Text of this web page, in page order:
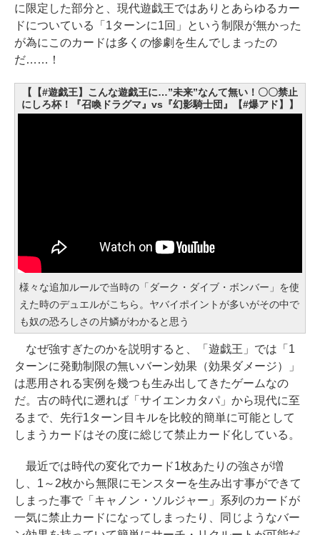
に限定した部分と、現代遊戯王ではありとあらゆるカー
ドについている「1ターンに1回」という制限が無かった
が為にこのカードは多くの惨劇を生んでしまったの
だ……！
【【#遊戯王】こんな遊戯王に…”未来”なんて無い！〇〇禁止
にしろ杯！『召喚ドラグマ』vs『幻影騎士団』【#爆アド】】
様々な追加ルールで当時の「ダーク・ダイブ・ボンバー」を使
えた時のデュエルがこちら。ヤバイポイントが多いがその中で
も奴の恐ろしさの片鱗がわかると思う
なぜ強すぎたのかを説明すると、「遊戯王」では「1
ターンに発動制限の無いバーン効果（効果ダメージ）」
は悪用される実例を幾つも生み出してきたゲームなの
だ。古の時代に遡れば「サイエンカタパ」から現代に至
るまで、先行1ターン目キルを比較的簡単に可能として
しまうカードはその度に総じて禁止カード化している。
最近では時代の変化でカード1枚あたりの強さが増
し、1～2枚から無限にモンスターを生み出す事ができて
しまった事で「キャノン・ソルジャー」系列のカードが
一気に禁止カードになってしまったり、同じようなバー